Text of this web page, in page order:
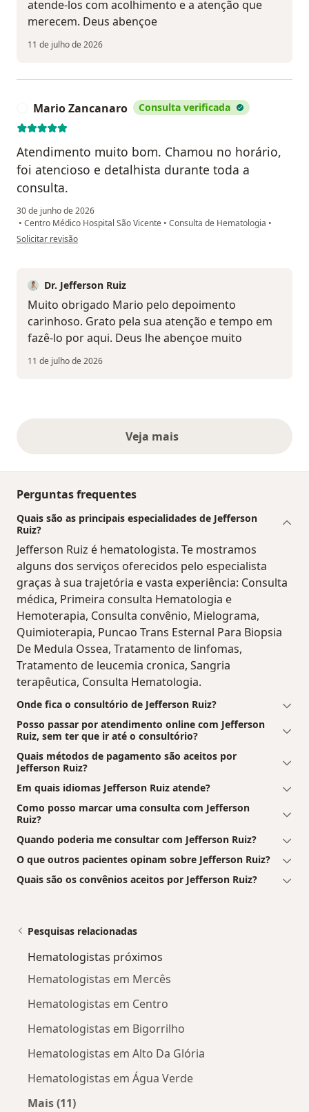
atende-los com acolhimento e a atenção que
merecem. Deus abençoe
11 de julho de 2026
Mario Zancanaro Consulta verificada
Atendimento muito bom. Chamou no horário,
foi atencioso e detalhista durante toda a
consulta.
30 de junho de 2026
• Centro Médico Hospital São Vicente • Consulta de Hematologia •
na opinião do utilizador Mario Zancanaro
Solicitar revisão
Dr. Jefferson Ruiz
Muito obrigado Mario pelo depoimento
carinhoso. Grato pela sua atenção e tempo em
fazê-lo por aqui. Deus lhe abençoe muito
11 de julho de 2026
Veja maisopiniões acima
Perguntas frequentes
Quais são as principais especialidades de Jefferson
Ruiz?
Jefferson Ruiz é hematologista. Te mostramos
alguns dos serviços oferecidos pelo especialista
graças à sua trajetória e vasta experiência: Consulta
médica, Primeira consulta Hematologia e
Hemoterapia, Consulta convênio, Mielograma,
Quimioterapia, Puncao Trans Esternal Para Biopsia
De Medula Ossea, Tratamento de linfomas,
Tratamento de leucemia cronica, Sangria
terapêutica, Consulta Hematologia.
Onde fica o consultório de Jefferson Ruiz?
Posso passar por atendimento online com Jefferson
Ruiz, sem ter que ir até o consultório?
Quais métodos de pagamento são aceitos por
Jefferson Ruiz?
Em quais idiomas Jefferson Ruiz atende?
Como posso marcar uma consulta com Jefferson
Ruiz?
Quando poderia me consultar com Jefferson Ruiz?
O que outros pacientes opinam sobre Jefferson Ruiz?
Quais são os convênios aceitos por Jefferson Ruiz?
Pesquisas relacionadas
Hematologistas próximos
Hematologistas em Mercês
Hematologistas em Centro
Hematologistas em Bigorrilho
Hematologistas em Alto Da Glória
Hematologistas em Água Verde
Mais (11)